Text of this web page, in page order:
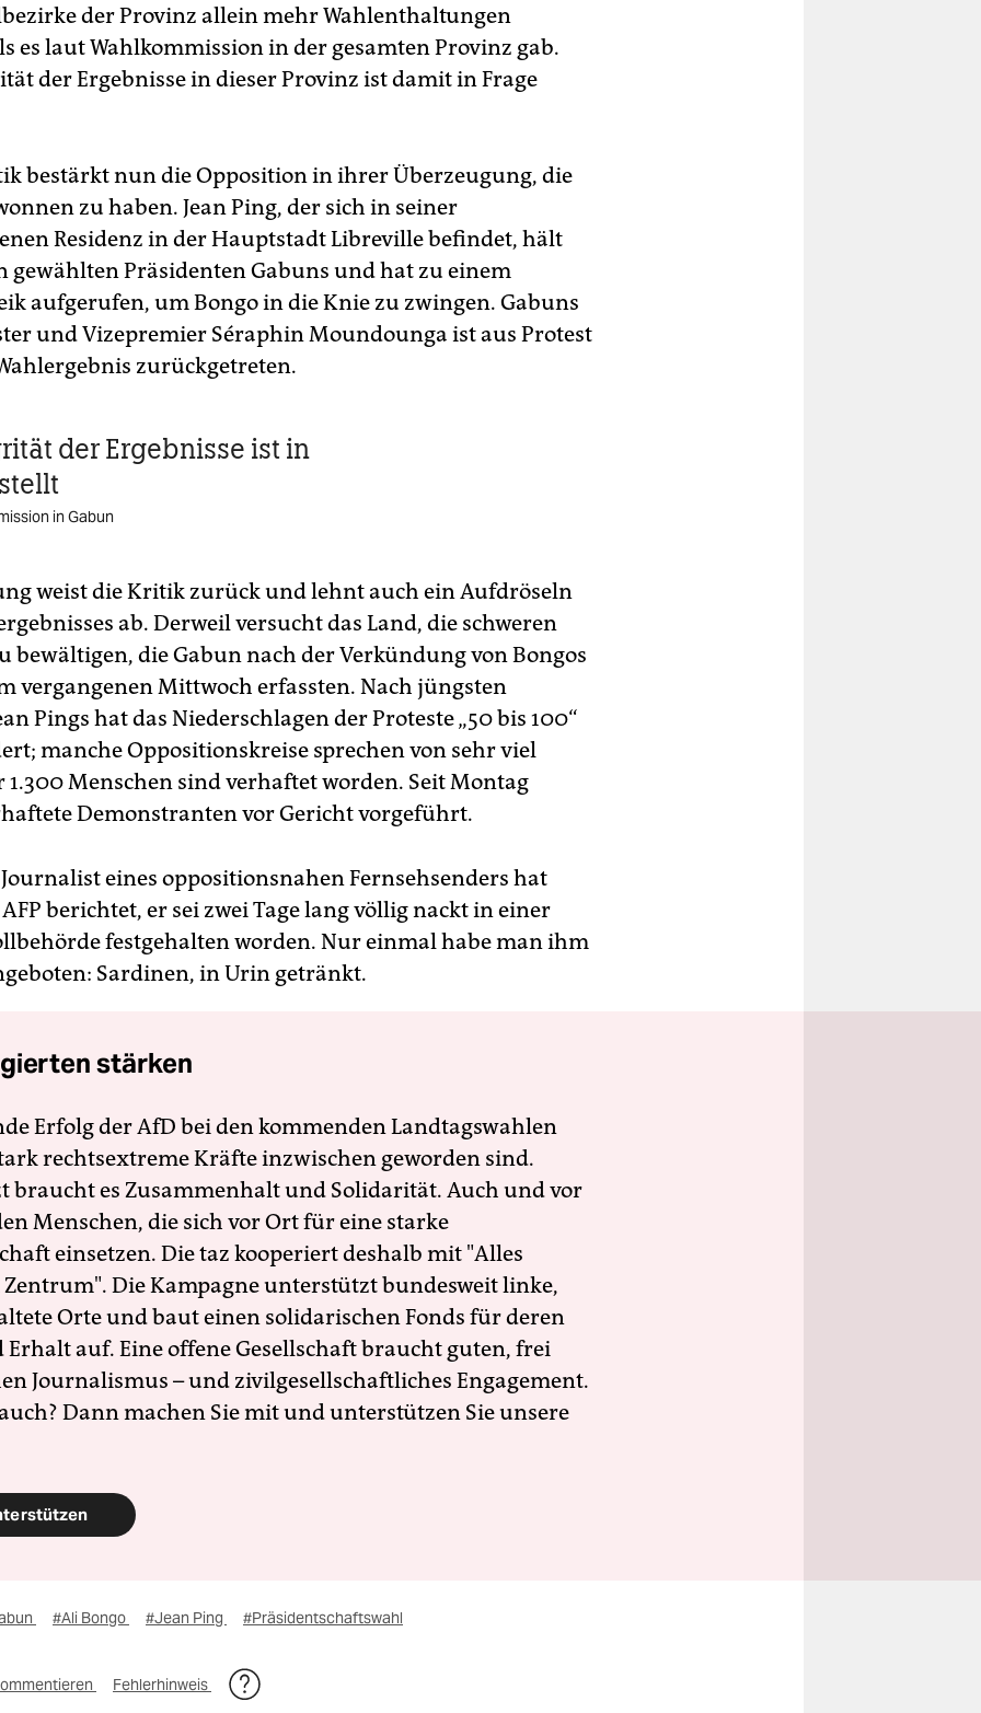
der Provinz allein mehr Wahlenthaltungen
es laut Wahlkommission in der gesamten Provinz gab.
der Ergebnisse in dieser Provinz ist damit in Frage
bestärkt nun die Opposition in ihrer Überzeugung, die
zu haben. Jean Ping, der sich in seiner
Residenz in der Hauptstadt Libreville befindet, hält
gewählten Präsidenten Gabuns und hat zu einem
aufgerufen, um Bongo in die Knie zu zwingen. Gabuns
und Vizepremier Séraphin Moundounga ist aus Protest
zurückgetreten.
der Ergebnisse ist in
in Gabun
weist die Kritik zurück und lehnt auch ein Aufdröseln
ab. Derweil versucht das Land, die schweren
bewältigen, die Gabun nach der Verkündung von Bongos
vergangenen Mittwoch erfassten. Nach jüngsten
Pings hat das Niederschlagen der Proteste „50 bis 100“
manche Oppositionskreise sprechen von sehr viel
1.300 Menschen sind verhaftet worden. Seit Montag
Demonstranten vor Gericht vorgeführt.
eines oppositionsnahen Fernsehsenders hat
berichtet, er sei zwei Tage lang völlig nackt in einer
festgehalten worden. Nur einmal habe man ihm
Sardinen, in Urin getränkt.
stärken
Erfolg der AfD bei den kommenden Landtagswahlen
rechtsextreme Kräfte inzwischen geworden sind.
braucht es Zusammenhalt und Solidarität. Auch und vor
Menschen, die sich vor Ort für eine starke
einsetzen. Die taz kooperiert deshalb mit "Alles
Die Kampagne unterstützt bundesweit linke,
Orte und baut einen solidarischen Fonds für deren
Erhalt auf. Eine offene Gesellschaft braucht guten, frei
Journalismus – und zivilgesellschaftliches Engagement.
Dann machen Sie mit und unterstützen Sie unsere
#Ali Bongo #Jean Ping #Präsidentschaftswahl
Fehlerhinweis